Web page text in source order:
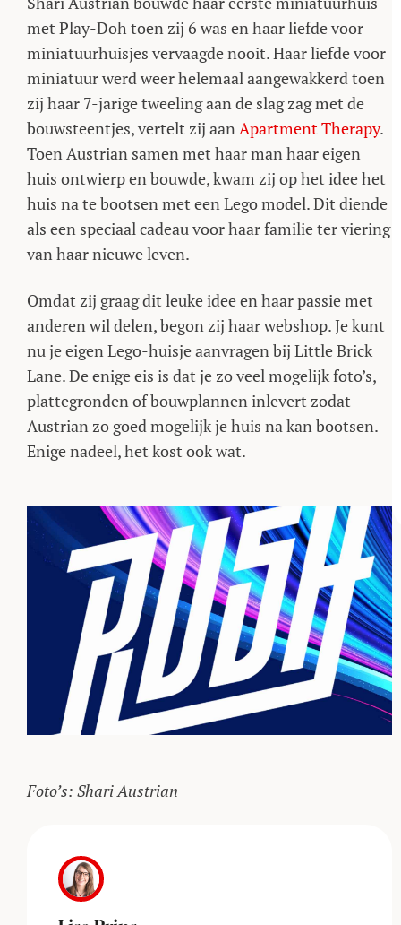
met Play-Doh toen zij 6 was en haar liefde voor
miniatuurhuisjes vervaagde nooit. Haar liefde voor
miniatuur werd weer helemaal aangewakkerd toen
zij haar 7-jarige tweeling aan de slag zag met de
bouwsteentjes, vertelt zij aanApartment Therapy.
Toen Austrian samen met haar man haar eigen
huis ontwierp en bouwde, kwam zij op het idee het
huis na te bootsen met een Lego model. Dit diende
als een speciaal cadeau voor haar familie ter viering
van haar nieuwe leven.
Omdat zij graag dit leuke idee en haar passie met
anderen wil delen, begon zij haar webshop. Je kunt
nu je eigen Lego-huisje aanvragen bij Little Brick
Lane. De enige eis is dat je zo veel mogelijk foto’s,
plattegronden of bouwplannen inlevert zodat
Austrian zo goed mogelijk je huis na kan bootsen.
Enige nadeel, het kost ook wat.
Foto’s: Shari Austrian